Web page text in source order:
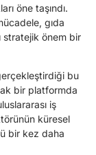
öne taşındı.
gıda
stratejik önem bir
bu
bir platformda
iş
küresel
bir kez daha